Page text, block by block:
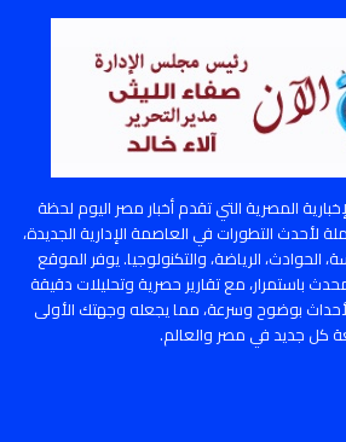
المصرية التي تقدم أخبار مصر اليوم لحظة
لأحدث التطورات في العاصمة الإدارية الجديدة،
الحوادث، الرياضة، والتكنولوجيا. يوفر الموقع
باستمرار، مع تقارير حصرية وتحليلات دقيقة
بوضوح وسرعة، مما يجعله وجهتك الأولى
كل جديد في مصر والعالم.